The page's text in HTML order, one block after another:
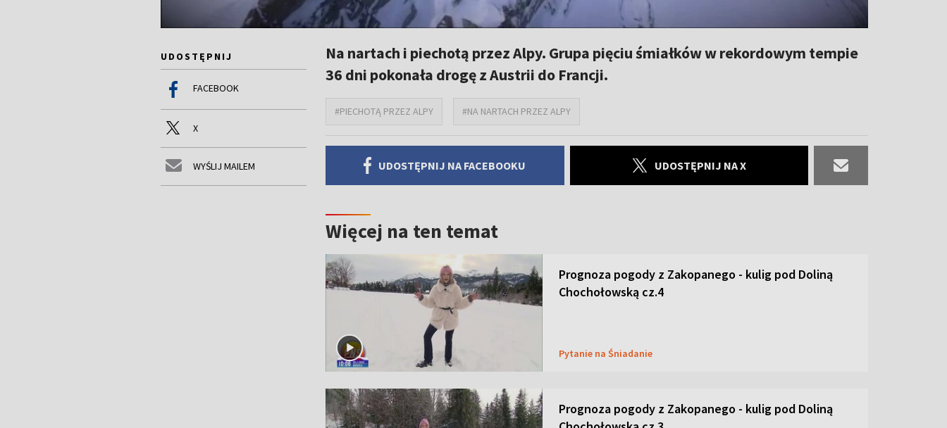
UDOSTĘPNIJ
FACEBOOK
X
WYŚLIJ MAILEM
Na nartach i piechotą przez Alpy. Grupa pięciu śmiałków w rekordowym tempie
36 dni pokonała drogę z Austrii do Francji.
#PIECHOTĄ PRZEZ ALPY #NA NARTACH PRZEZ ALPY
UDOSTĘPNIJ NA FACEBOOKU UDOSTĘPNIJ NA X
Więcej na ten temat
Prognoza pogody z Zakopanego - kulig pod Doliną
Chochołowską cz.4
Pytanie na Śniadanie
Prognoza pogody z Zakopanego - kulig pod Doliną